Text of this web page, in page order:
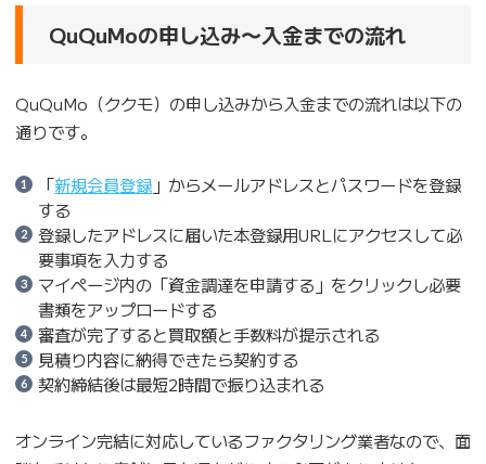
QuQuMoの申し込み〜入金までの流れ
QuQuMo（ククモ）の申し込みから入金までの流れは以下の
通りです。
「新規会員登録 」からメールアドレスとパスワードを登録
する
登録したアドレスに届いた本登録用URLにアクセスして必
要事項を入力する
マイページ内の「資金調達を申請する」をクリックし必要
書類をアップロードする
審査が完了すると買取額と手数料が提示される
見積り内容に納得できたら契約する
契約締結後は最短2時間で振り込まれる
オンライン完結に対応しているファクタリング業者なので、面